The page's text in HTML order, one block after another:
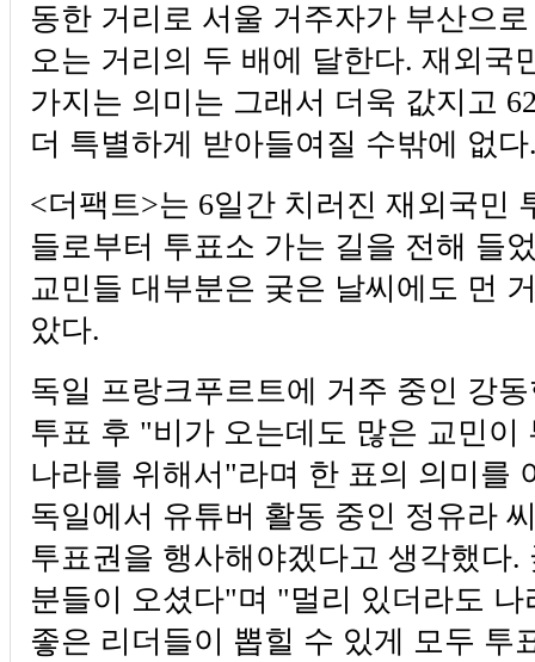
동한 거리로 서울 거주자가 부산으
오는 거리의 두 배에 달한다. 재외국
가지는 의미는 그래서 더욱 값지고
더 특별하게 받아들여질 수밖에 없다
<더팩트>는 6일간 치러진 재외국민
들로부터 투표소 가는 길을 전해 들
교민들 대부분은 궂은 날씨에도 먼
았다.
독일 프랑크푸르트에 거주 중인 강
투표 후 "비가 오는데도 많은 교민이
나라를 위해서"라며 한 표의 의미를
독일에서 유튜버 활동 중인 정유라
투표권을 행사해야겠다고 생각했다.
분들이 오셨다"며 "멀리 있더라도
좋은 리더들이 뽑힐 수 있게 모두 투